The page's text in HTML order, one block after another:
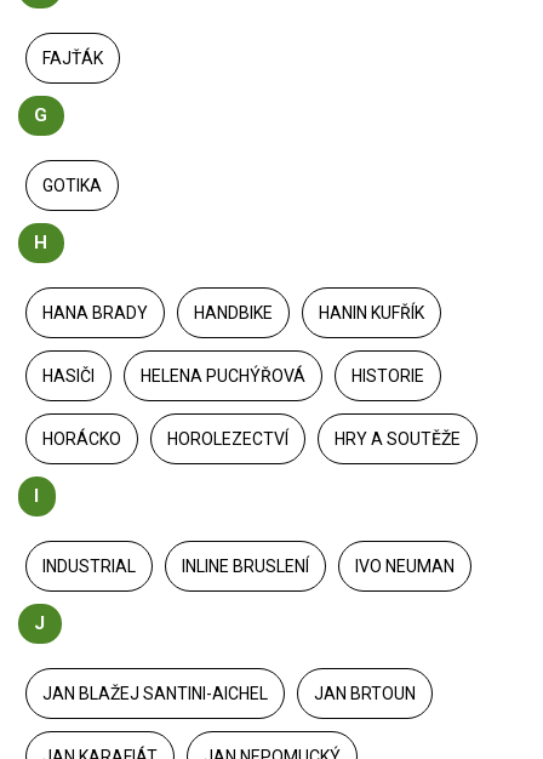
FAJŤÁK
G
GOTIKA
H
HANA BRADY HANDBIKE HANIN KUFŘÍK
HASIČI HELENA PUCHÝŘOVÁ HISTORIE
HORÁCKO HOROLEZECTVÍ HRY A SOUTĚŽE
I
INDUSTRIAL INLINE BRUSLENÍ IVO NEUMAN
J
JAN BLAŽEJ SANTINI-AICHEL JAN BRTOUN